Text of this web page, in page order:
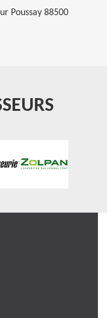
Poussay 88500